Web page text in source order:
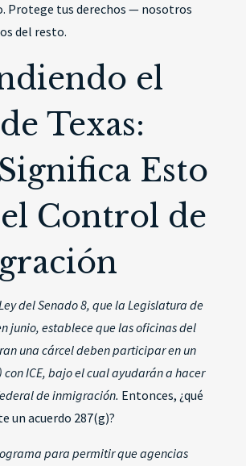
Protege tus derechos — nosotros
del resto.
el
Texas:
Esto
Control de
del Senado 8, que la Legislatura de
junio, establece que las oficinas del
una cárcel deben participar en un
ICE, bajo el cual ayudarán a hacer
de inmigración. Entonces, ¿qué
un acuerdo 287(g)?
para permitir que agencias